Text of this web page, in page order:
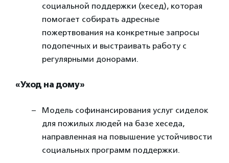
социальной поддержки (хесед), которая
помогает собирать адресные
пожертвования на конкретные запросы
подопечных и выстраивать работу с
регулярными донорами.
«Уход на дому»
Модель софинансирования услуг сиделок
для пожилых людей на базе хеседа,
направленная на повышение устойчивости
социальных программ поддержки.